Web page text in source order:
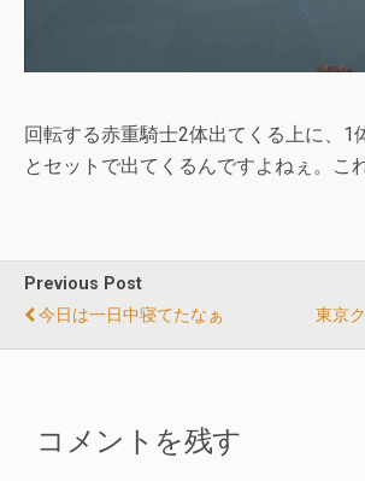
回転する赤重騎士2体出てくる上に、1
とセットで出てくるんですよねぇ。こ
Previous Post
今日は一日中寝てたなぁ
東京
コメントを残す